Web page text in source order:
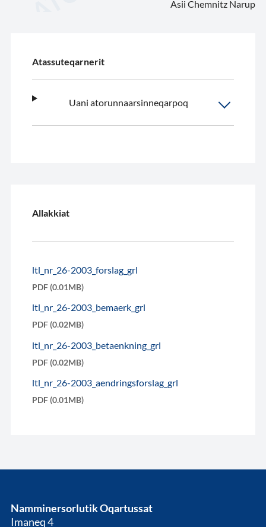
Asii Chemnitz Narup
Atassuteqarnerit
Uani atorunnaarsinneqarpoq
Allakkiat
ltl_nr_26-2003_forslag_grl
PDF (0.01MB)
ltl_nr_26-2003_bemaerk_grl
PDF (0.02MB)
ltl_nr_26-2003_betaenkning_grl
PDF (0.02MB)
ltl_nr_26-2003_aendringsforslag_grl
PDF (0.01MB)
Namminersorlutik Oqartussat
Imaneq 4